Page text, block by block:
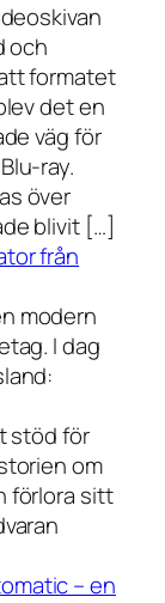
och
formatet
det en
väg för
ray.
över
blivit […]
från
modern
I dag
stöd för
om
förlora sitt
– en